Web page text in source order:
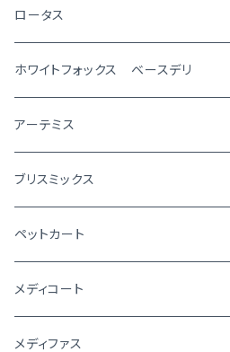
ロータス
ホワイトフォックス ベースデリ
アーテミス
ブリスミックス
ペットカート
メディコート
メディファス